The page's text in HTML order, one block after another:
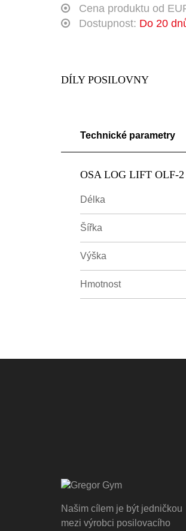
Cena produktu od
Dostupnost: Do 20
DÍLY POSILOVNY
Technické parametry
OSA LOG LIFT OLF-
Délka
Šířka
Výška
Hmotnost
Našim cílem je být jedničkou
mezi výrobci posilovacího